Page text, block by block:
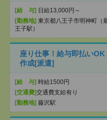
[給 与] 日給13,000円～
[勤務地] 東京都八王子市明神町（
王子駅）
座り仕事！給与即払い
作成[派遣]
[給 与] 時給1500円
[交通費]交通費支給有り
[勤務地] 藤沢駅